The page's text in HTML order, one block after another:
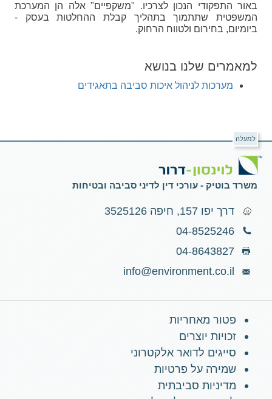
באור התפקודי הנכון לצרכיו. "משקפיים" אלה הן המערכת
המשפטית שתתמוך בתהליך קבלת ההחלטות בעסק -
ביומיום, בחירום ולטווח הרחוק.
למאמרים שלנו בנושא
מערכות לניהול איכות סביבה בתאגידים
למעלה
משרד בוטיק - עורכי דין לדיני סביבה ובטיחות
דרך יפו 157, חיפה 3525126
04-8525246
04-8643827
info@environment.co.il
פטור מאחריות
זכויות יוצרים
סייגים לדואר אלקטרוני
שמירה על פרטיות
מדיניות סביבתית